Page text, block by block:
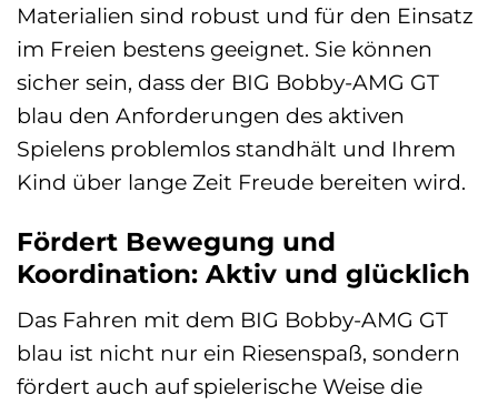
Materialien sind robust und für den Einsatz
im Freien bestens geeignet. Sie können
sicher sein, dass der BIG Bobby-AMG GT
blau den Anforderungen des aktiven
Spielens problemlos standhält und Ihrem
Kind über lange Zeit Freude bereiten wird.
Fördert Bewegung und
Koordination: Aktiv und glücklich
Das Fahren mit dem BIG Bobby-AMG GT
blau ist nicht nur ein Riesenspaß, sondern
fördert auch auf spielerische Weise die